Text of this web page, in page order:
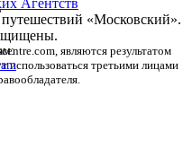
«Московский».
являются результатом
использоваться третьими лицами